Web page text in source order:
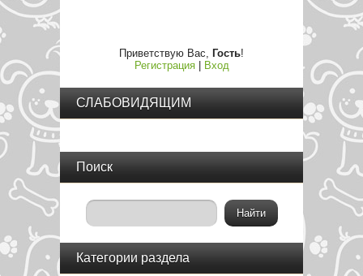
Приветствую Вас Гость!
Регистрация| Вход
СЛАБОВИДЯЩИМ
Поиск
Категории раздела